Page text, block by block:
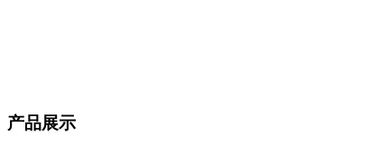
产品展示